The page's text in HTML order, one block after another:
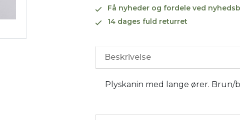
Få nyheder og fordele ved
14 dages fuld returret
Beskrivelse
Plyskanin med lange ører. Brun/